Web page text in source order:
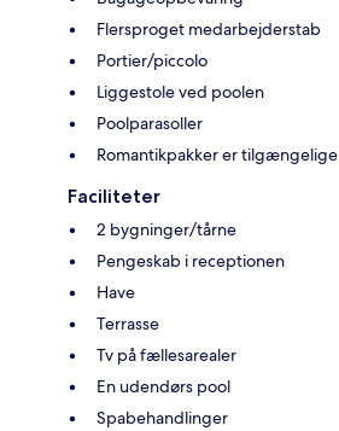
Flersproget medarbejderstab
Portier/piccolo
Liggestole ved poolen
Poolparasoller
Romantikpakker er tilgængelige
Faciliteter
2 bygninger/tårne
Pengeskab i receptionen
Have
Terrasse
Tv på fællesarealer
En udendørs pool
Spabehandlinger